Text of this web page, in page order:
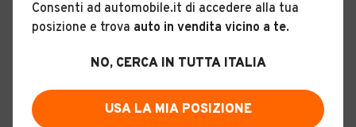
€ 11.490
109 CDI S&S Long (N1) Business
Usato
Consenti ad automobile.it di accedere alla tua
posizione e trova auto in vendita vicino a te.
NO, CERCA IN TUTTA ITALIA
USA LA MIA POSIZIONE